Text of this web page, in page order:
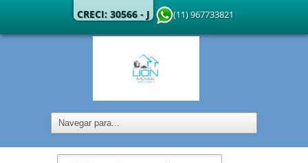
CRECI: 30566 - J (11) 967733821